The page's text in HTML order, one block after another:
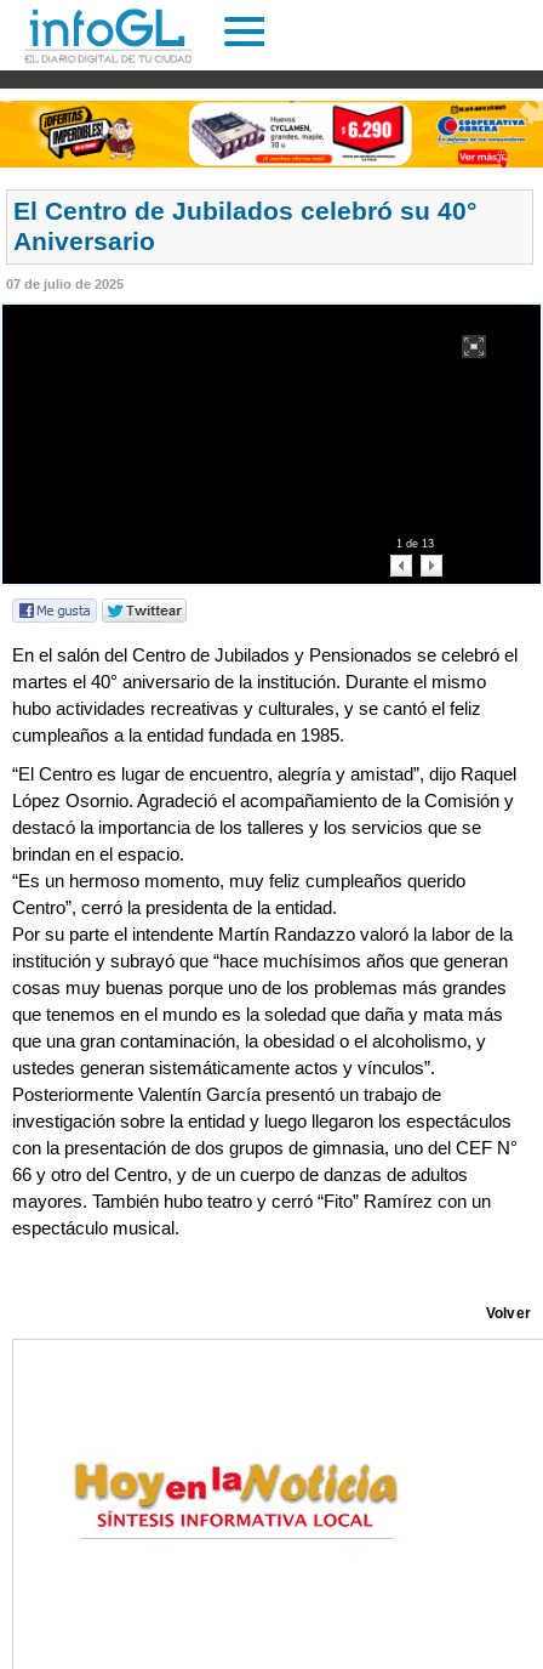
El Centro de Jubilados celebró su 40°
Aniversario
07 de julio de 2025
1 de13
En el salón del Centro de Jubilados y Pensionados se celebró el
martes el 40° aniversario de la institución. Durante el mismo
hubo actividades recreativas y culturales, y se cantó el feliz
cumpleaños a la entidad fundada en 1985.
“El Centro es lugar de encuentro, alegría y amistad”, dijo Raquel
López Osornio. Agradeció el acompañamiento de la Comisión y
destacó la importancia de los talleres y los servicios que se
brindan en el espacio.
“Es un hermoso momento, muy feliz cumpleaños querido
Centro”, cerró la presidenta de la entidad.
Por su parte el intendente Martín Randazzo valoró la labor de la
institución y subrayó que “hace muchísimos años que generan
cosas muy buenas porque uno de los problemas más grandes
que tenemos en el mundo es la soledad que daña y mata más
que una gran contaminación, la obesidad o el alcoholismo, y
ustedes generan sistemáticamente actos y vínculos”.
Posteriormente Valentín García presentó un trabajo de
investigación sobre la entidad y luego llegaron los espectáculos
con la presentación de dos grupos de gimnasia, uno del CEF N°
66 y otro del Centro, y de un cuerpo de danzas de adultos
mayores. También hubo teatro y cerró “Fito” Ramírez con un
espectáculo musical.
Volver